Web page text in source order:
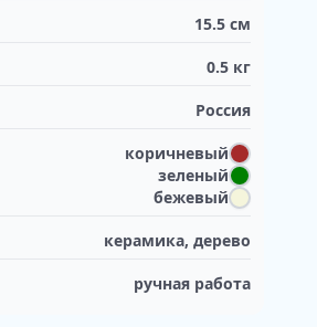
15.5 см
0.5 кг
Россия
коричневый
зеленый
бежевый
керамика, дерево
ручная работа